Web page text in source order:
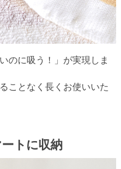
のに吸う！」が実現しま
ことなく長くお使いいた
トに収納